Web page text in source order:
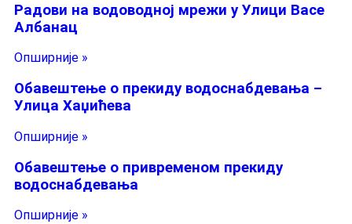
Радови на водоводној мрежи у Улици Васе
Албанац
Опширније »
Обавештење о прекиду водоснабдевања –
Улица Хаџићева
Опширније »
Обавештење о привременом прекиду
водоснабдевања
Опширније »